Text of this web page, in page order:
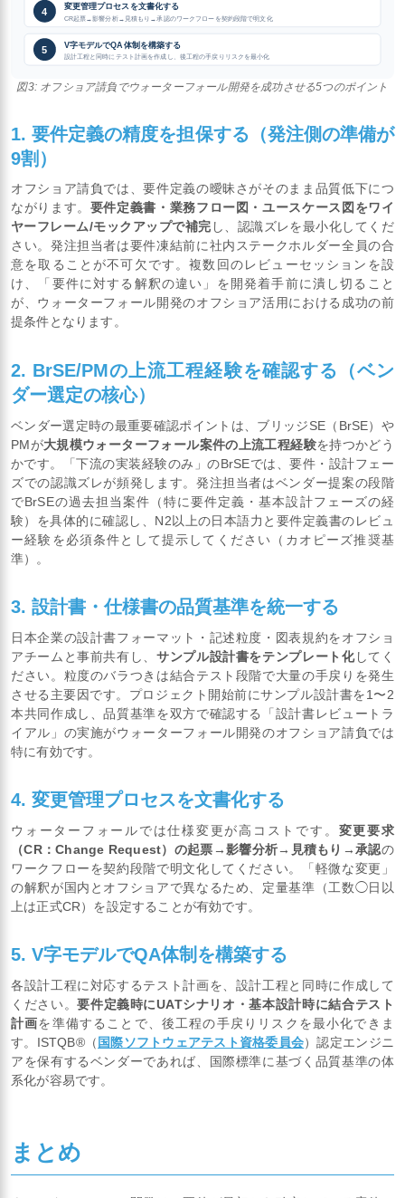
4 変更管理プロセスを文書化する
CR起票→影響分析→見積もり→承認のワークフローを契約段階で明文化
5 V字モデルでQA体制を構築する
設計工程と同時にテスト計画を作成し、後工程の手戻りリスクを最小化
図3: オフショア請負でウォーターフォール開発を成功させる5つのポイント
1. 要件定義の精度を担保する（発注側の準備が
9割）
オフショア請負では、要件定義の曖昧さがそのまま品質低下につ
ながります。 要件定義書・業務フロー図・ユースケース図をワイ
ヤーフレーム/モックアップで補完 し、認識ズレを最小化してくだ
さい。発注担当者は要件凍結前に社内ステークホルダー全員の合
意を取ることが不可欠です。複数回のレビューセッションを設
け、「要件に対する解釈の違い」を開発着手前に潰し切ること
が、ウォーターフォール開発のオフショア活用における成功の前
提条件となります。
2. BrSE/PMの上流工程経験を確認する（ベン
ダー選定の核心）
ベンダー選定時の最重要確認ポイントは、ブリッジSE（BrSE）や
PMが大規模ウォーターフォール案件の上流工程経験を持つかどう
かです。「下流の実装経験のみ」のBrSEでは、要件・設計フェー
ズでの認識ズレが頻発します。発注担当者はベンダー提案の段階
でBrSEの過去担当案件（特に要件定義・基本設計フェーズの経
験）を具体的に確認し、N2以上の日本語力と要件定義書のレビュ
ー経験を必須条件として提示してください（カオピーズ推奨基
準）。
3. 設計書・仕様書の品質基準を統一する
日本企業の設計書フォーマット・記述粒度・図表規約をオフショ
アチームと事前共有し、 サンプル設計書をテンプレート化してく
ださい。粒度のバラつきは結合テスト段階で大量の手戻りを発生
させる主要因です。プロジェクト開始前にサンプル設計書を1〜2
本共同作成し、品質基準を双方で確認する「設計書レビュートラ
イアル」の実施がウォーターフォール開発のオフショア請負では
特に有効です。
4. 変更管理プロセスを文書化する
ウォーターフォールでは仕様変更が高コストです。 変更要求
（CR：Change Request）の起票→影響分析→見積もり→承認の
ワークフローを契約段階で明文化してください。「軽微な変更」
の解釈が国内とオフショアで異なるため、定量基準（工数◯日以
上は正式CR）を設定することが有効です。
5. V字モデルでQA体制を構築する
各設計工程に対応するテスト計画を、設計工程と同時に作成して
ください。要件定義時にUATシナリオ・基本設計時に結合テスト
計画を準備することで、後工程の手戻りリスクを最小化できま
す。ISTQB®（ 国際ソフトウェアテスト資格委員会）認定エンジニ
アを保有するベンダーであれば、国際標準に基づく品質基準の体
系化が容易です。
まとめ